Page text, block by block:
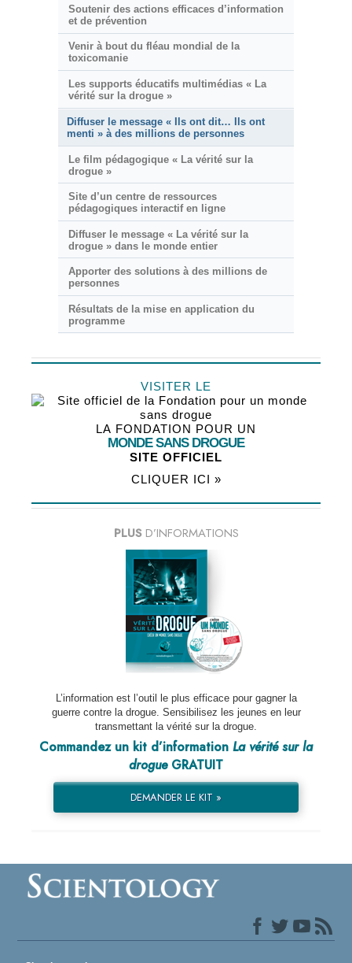
Soutenir des actions efficaces d’information
et de prévention
Venir à bout du fléau mondial de la
toxicomanie
Les supports éducatifs multimédias « La
vérité sur la drogue »
Diffuser le message « Ils ont dit… Ils ont
menti » à des millions de personnes
Le film pédagogique « La vérité sur la
drogue »
Site d’un centre de ressources
pédagogiques interactif en ligne
Diffuser le message « La vérité sur la
drogue » dans le monde entier
Apporter des solutions à des millions de
personnes
Résultats de la mise en application du
programme
VISITER LE
LA FONDATION POUR UN
MONDE SANS DROGUE
SITE OFFICIEL
CLIQUER ICI »
PLUS D’INFORMATIONS
L’information est l’outil le plus efficace pour gagner la
guerre contre la drogue. Sensibilisez les jeunes en leur
transmettant la vérité sur la drogue.
Commandez un kit d’information La vérité sur la
drogueGRATUIT
DEMANDER LE KIT »